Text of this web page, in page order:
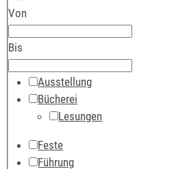
Von
Bis
Ausstellung
Bücherei
Lesungen
Feste
Führung